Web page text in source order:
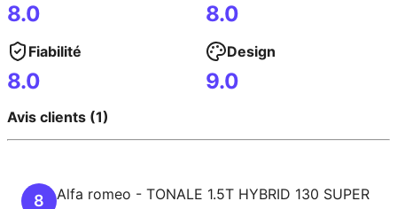
8.0 8.0
Fiabilité
8.0
Design
9.0
Avis clients (1)
8 Alfa romeo - TONALE 1.5T HYBRID 130 SUPER